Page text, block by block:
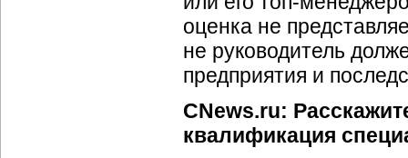
оценка не
не руководитель
предприятия и
CNews.ru:
квалификация